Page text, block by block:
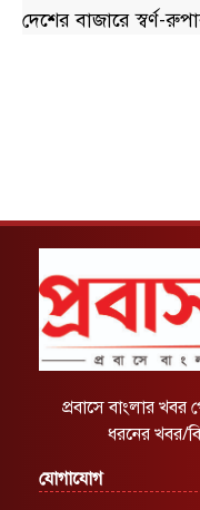
দেশের বাজারে
প্রবাসে বাংলার
ধরনের খবর/
যোগাযোগ